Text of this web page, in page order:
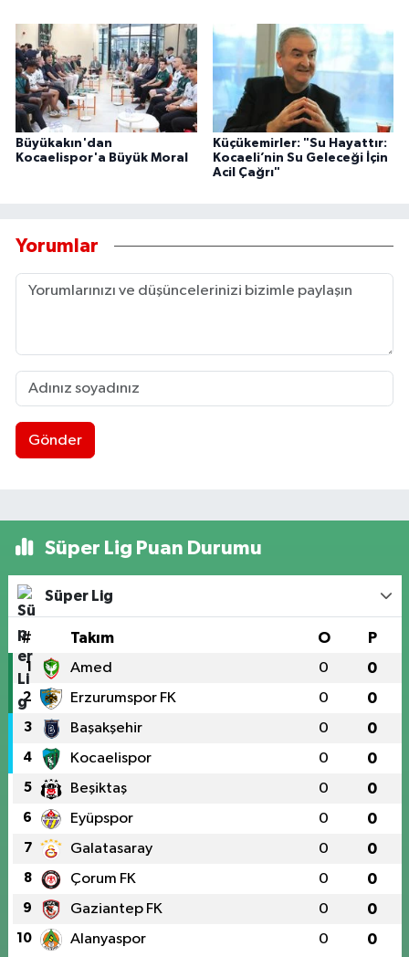
Büyükakın'dan
Kocaelispor'a Büyük Moral
Küçükemirler: "Su Hayattır:
Kocaeli’nin Su Geleceği İçin
Acil Çağrı"
Yorumlar
Gönder
Süper Lig Puan Durumu
Süper Lig
# Takım O P
1 Amed 0 0
2 Erzurumspor FK 0 0
3 Başakşehir 0 0
4 Kocaelispor 0 0
5 Beşiktaş 0 0
6 Eyüpspor 0 0
7 Galatasaray 0 0
8 Çorum FK 0 0
9 Gaziantep FK 0 0
10 Alanyaspor 0 0